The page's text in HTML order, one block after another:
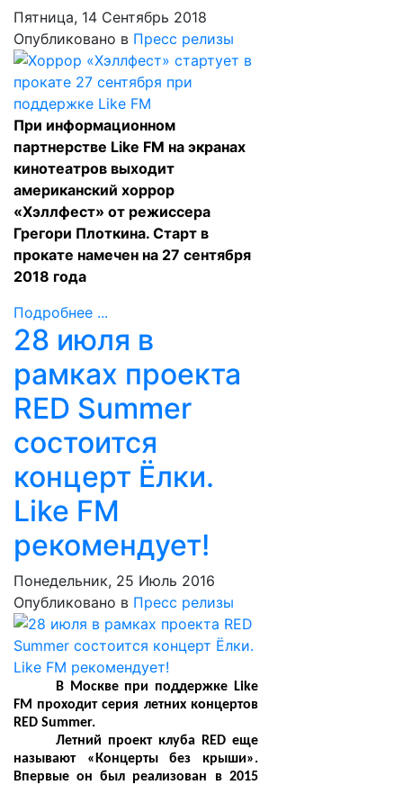
Пятница, 14 Сентябрь 2018
Опубликовано в Пресс релизы
При информационном
партнерстве Like FM на экранах
кинотеатров выходит
американский хоррор
«Хэллфест» от режиссера
Грегори Плоткина. Старт в
прокате намечен на 27 сентября
2018 года
Подробнее ...
28 июля в
рамках проекта
RED Summer
состоится
концерт Ёлки.
Like FM
рекомендует!
Понедельник, 25 Июль 2016
Опубликовано в Пресс релизы
В Москве при поддержке Like
FM проходит серия летних концертов
RED Summer.
Летний проект клуба RED еще
называют «Концерты без крыши».
Впервые он был реализован в 2015